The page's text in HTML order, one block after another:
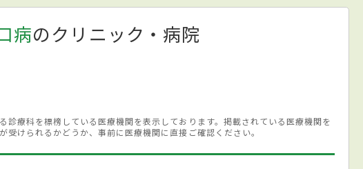
病のクリニック・病院
療科を標榜している医療機関を表示しております。掲載されている医療機関を
受けられるかどうか、事前に医療機関に直接ご確認ください。